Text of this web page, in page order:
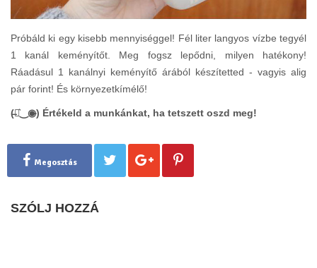
Próbáld ki egy kisebb mennyiséggel! Fél liter langyos vízbe tegyél
1 kanál keményítőt. Meg fogsz lepődni, milyen hatékony!
Ráadásul 1 kanálnyi keményítő árából készítetted - vagyis alig
pár forint! És környezetkímélő!
(̶◉͛‿◉̶) Értékeld a munkánkat, ha tetszett oszd meg!
Megosztás
SZÓLJ HOZZÁ